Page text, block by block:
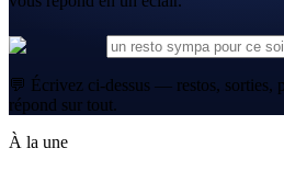
💬 Écrivez ci-dessus — restos, sorties,
répond sur tout.
À la une